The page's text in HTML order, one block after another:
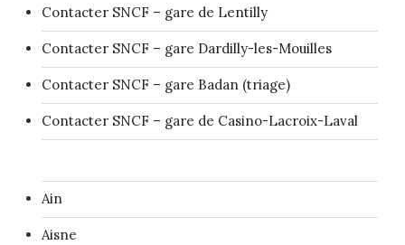
Contacter SNCF – gare de Lentilly
Contacter SNCF – gare Dardilly-les-Mouilles
Contacter SNCF – gare Badan (triage)
Contacter SNCF – gare de Casino-Lacroix-Laval
Ain
Aisne